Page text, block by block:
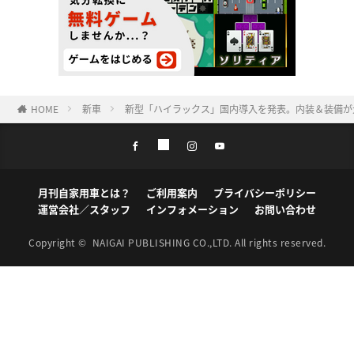
HOME 新車 新型「ハイラックス」国内導入を発表。内装＆装備
月刊自家用車とは？ ご利用案内
プライバシーポリシー
運営会社／スタッフ
インフォメーション お問い合わせ
Copyright © NAIGAI PUBLISHING CO.,LTD. All rights reserved.